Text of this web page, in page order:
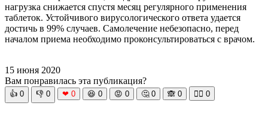
нагрузка снижается спустя месяц регулярного применения
таблеток. Устойчивого вирусологического ответа удается
достичь в 99% случаев. Самолечение небезопасно, перед
началом приема необходимо проконсультироваться с врачом.
15 июня 2020
Вам понравилась эта публикация?
👍 0 👎 0 ❤ 0 😆 0 😡 0 🤔 0 🙈 0 🧘‍♀️ 0